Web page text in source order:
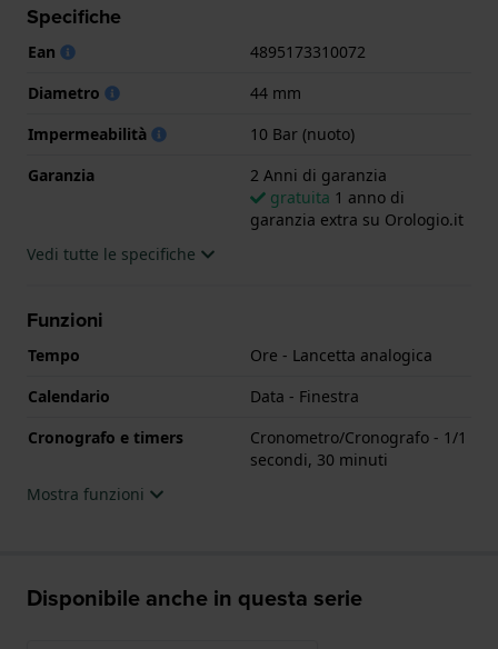
Specifiche
Ean
4895173310072
Diametro
44 mm
Impermeabilità
10 Bar (nuoto)
Garanzia
2 Anni di garanzia
gratuita 1 anno di
garanzia extra su Orologio.it
Vedi tutte le specifiche
Funzioni
Tempo
Ore - Lancetta analogica
Calendario
Data - Finestra
Cronografo e timers
Cronometro/Cronografo - 1/1
secondi, 30 minuti
Mostra funzioni
Disponibile anche in questa serie